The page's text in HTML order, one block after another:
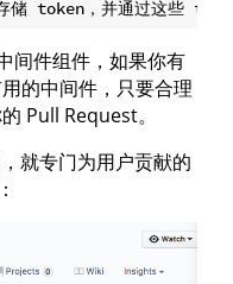
间件组件，如果你有
的中间件，只要合理
Pull Request。
就专门为用户贡献的
：